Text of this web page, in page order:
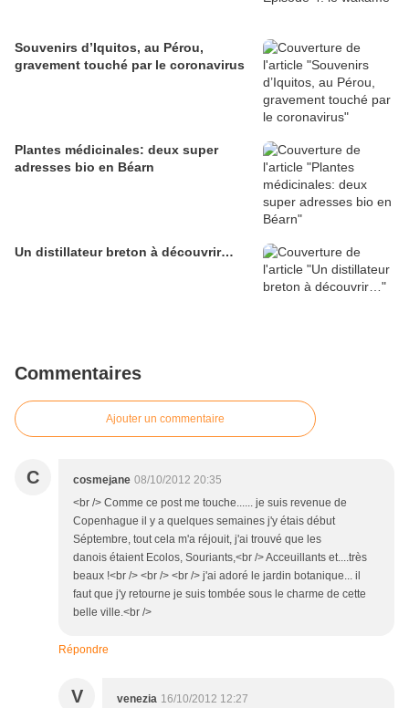
Souvenirs d’Iquitos, au Pérou,
gravement touché par le coronavirus
Plantes médicinales: deux super
adresses bio en Béarn
Un distillateur breton à découvrir…
Commentaires
Ajouter un commentaire
C cosmejane 08/10/2012 20:35
<br /> Comme ce post me touche...... je suis revenue de
Copenhague il y a quelques semaines j'y étais début
Séptembre, tout cela m'a réjouit, j'ai trouvé que les
danois étaient Ecolos, Souriants,<br /> Acceuillants et....très
beaux !<br /> <br /> <br /> j'ai adoré le jardin botanique... il
faut que j'y retourne je suis tombée sous le charme de cette
belle ville.<br />
Répondre
V venezia 16/10/2012 12:27